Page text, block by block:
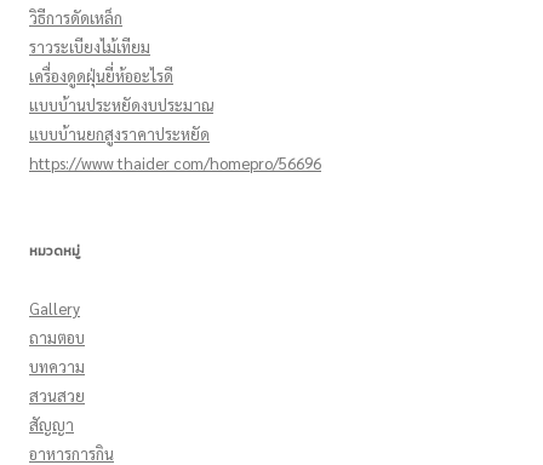
วิธีการดัดเหล็ก
ราวระเบียงไม้เทียม
เครื่องดูดฝุ่นยี่ห้ออะไรดี
แบบบ้านประหยัดงบประมาณ
แบบบ้านยกสูงราคาประหยัด
https://www thaider com/homepro/56696
หมวดหมู่
Gallery
ถามตอบ
บทความ
สวนสวย
สัญญา
อาหารการกิน